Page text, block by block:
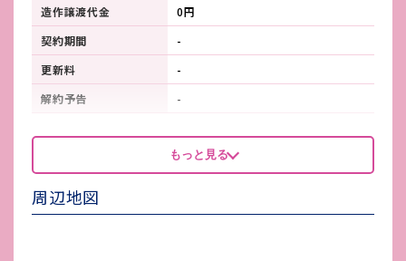
造作譲渡代金
0円
契約期間
-
更新料
-
解約予告
-
看板製作費
-
看板使用料・
維持管理費
-
鍵交換費
-
もっと見る
周辺地図